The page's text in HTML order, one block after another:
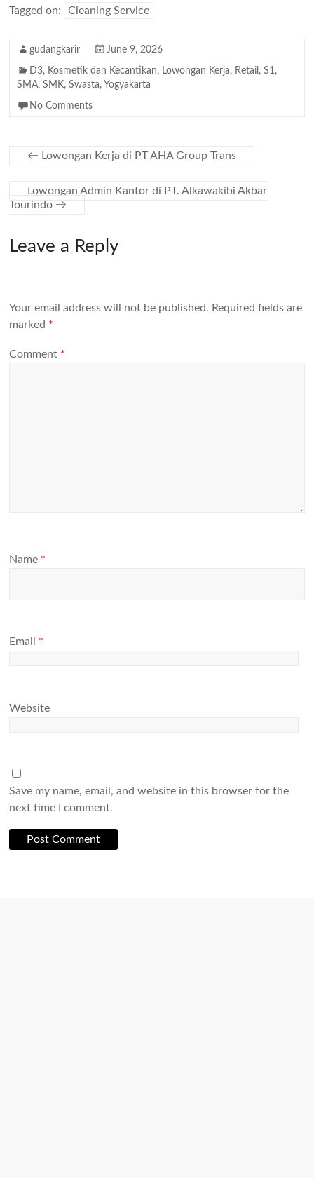
Tagged on: Cleaning Service
gudangkarir June 9, 2026
D3, Kosmetik dan Kecantikan, Lowongan Kerja, Retail ,S1,
SMA,SMK,Swasta, Yogyakarta
No Comments
← Lowongan Kerja di PT AHA Group Trans
Lowongan Admin Kantor di PT. Alkawakibi Akbar
Tourindo →
Leave a Reply
Your email address will not be published. Required fields are
marked *
Comment *
Name *
Email *
Website
Save my name, email, and website in this browser for the
next time I comment.